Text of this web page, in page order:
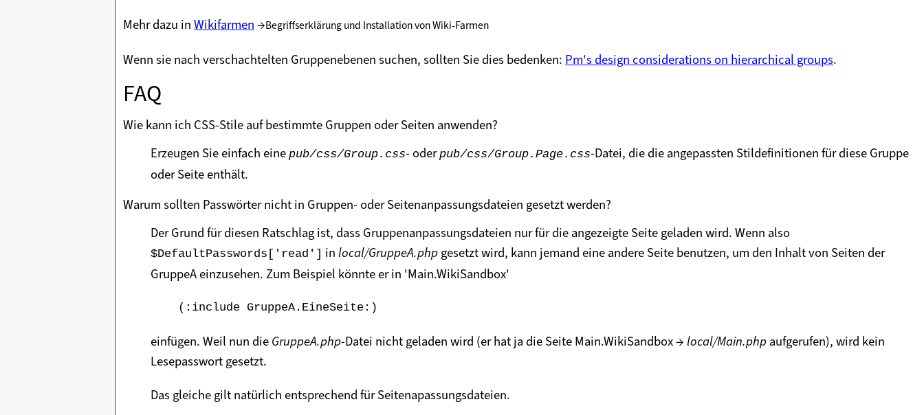
Mehr dazu in Wikifarmen →Begriffserklärung und Installation von Wiki-Farmen
Wenn sie nach verschachtelten Gruppenebenen suchen, sollten Sie dies bedenken: Pm's design considerations on hierarchical groups.
FAQ
Wie kann ich CSS-Stile auf bestimmte Gruppen oder Seiten anwenden?
Erzeugen Sie einfach eine pub/css/Group.css- oderpub/css/Group.Page.css-Datei, die die angepassten Stildefinitionen für diese Gruppe
oder Seite enthält.
Warum sollten Passwörter nicht in Gruppen- oder Seitenanpassungsdateien gesetzt werden?
Der Grund für diesen Ratschlag ist, dass Gruppenanpassungsdateien nur für die angezeigte Seite geladen wird. Wenn also
$DefaultPasswords['read'] in local/GruppeA.php gesetzt wird, kann jemand eine andere Seite benutzen, um den Inhalt von Seiten der
GruppeA einzusehen. Zum Beispiel könnte er in 'Main.WikiSandbox'
(:include GruppeA.EineSeite:)
einfügen. Weil nun die GruppeA.php-Datei nicht geladen wird (er hat ja die Seite Main.WikiSandbox → local/Main.php aufgerufen), wird kein
Lesepasswort gesetzt.
Das gleiche gilt natürlich entsprechend für Seitenapassungsdateien.